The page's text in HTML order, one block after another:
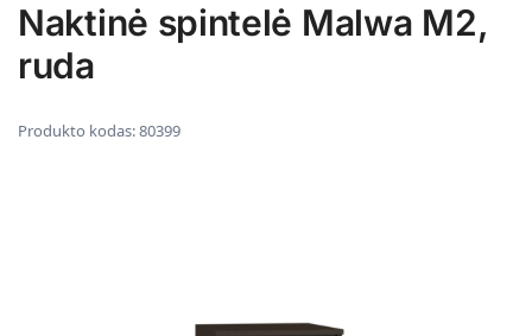
Naktinė spintelė Malwa M2,
ruda
Produkto kodas:80399